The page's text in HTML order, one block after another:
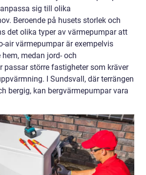
sig till olika
Beroende på husets storlek och
det olika typer av värmepumpar att
air värmepumpar är exempelvis
medan jord- och
passar större fastigheter som kräver
I Sundsvall, där terrängen
bergig, kan bergvärmepumpar vara